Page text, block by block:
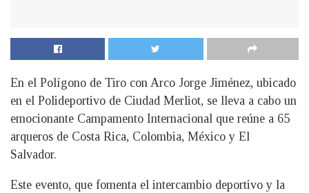
En el Polígono de Tiro con Arco Jorge Jiménez, ubicado
en el Polideportivo de Ciudad Merliot, se lleva a cabo un
emocionante Campamento Internacional que reúne a 65
arqueros de Costa Rica, Colombia, México y El
Salvador.
Este evento, que fomenta el intercambio deportivo y la